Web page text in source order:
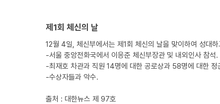
제1회 체신의 날
12월 4일, 체신부에서는 제1회 체신의 날을 맞이하여 성대
-서울 중앙전화국에서 이응준 체신부장관 및 내외인사 참석.
-최재호 차관과 직원 14명에 대한 공로상과 58명에 대한 정
-수상자들과 악수.
출처 : 대한뉴스 제 97호